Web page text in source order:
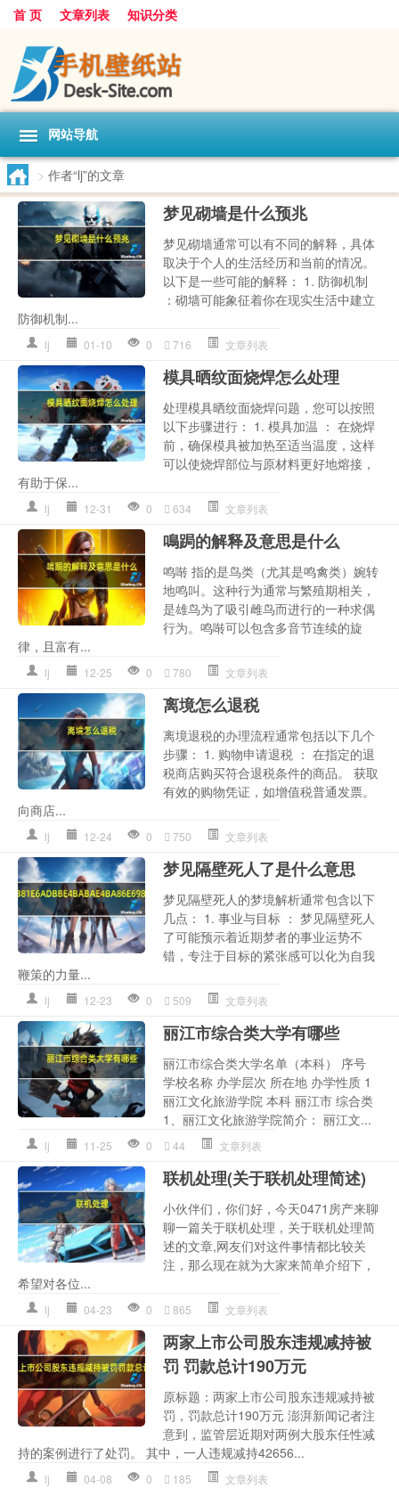
首 页 文章列表 知识分类
网站导航
> 作者“lj”的文章
梦见砌墙是什么预兆
梦见砌墙通常可以有不同的解释，具体
取决于个人的生活经历和当前的情况。
以下是一些可能的解释： 1. 防御机制
：砌墙可能象征着你在现实生活中建立
防御机制...
lj 01-10 0 716 文章列表
模具晒纹面烧焊怎么处理
处理模具晒纹面烧焊问题，您可以按照
以下步骤进行： 1. 模具加温 ： 在烧焊
前，确保模具被加热至适当温度，这样
可以使烧焊部位与原材料更好地熔接，
有助于保...
lj 12-31 0 634 文章列表
鳴跼的解释及意思是什么
鸣啭 指的是鸟类（尤其是鸣禽类）婉转
地鸣叫。这种行为通常与繁殖期相关，
是雄鸟为了吸引雌鸟而进行的一种求偶
行为。鸣啭可以包含多音节连续的旋
律，且富有...
lj 12-25 0 780 文章列表
离境怎么退税
离境退税的办理流程通常包括以下几个
步骤： 1. 购物申请退税 ： 在指定的退
税商店购买符合退税条件的商品。 获取
有效的购物凭证，如增值税普通发票。
向商店...
lj 12-24 0 750 文章列表
梦见隔壁死人了是什么意思
梦见隔壁死人的梦境解析通常包含以下
几点： 1. 事业与目标 ： 梦见隔壁死人
了可能预示着近期梦者的事业运势不
错，专注于目标的紧张感可以化为自我
鞭策的力量...
lj 12-23 0 509 文章列表
丽江市综合类大学有哪些
丽江市综合类大学名单（本科） 序号
学校名称 办学层次 所在地 办学性质 1
丽江文化旅游学院 本科 丽江市 综合类
1、丽江文化旅游学院简介： 丽江文...
lj 11-25 0 44 文章列表
联机处理(关于联机处理简述)
小伙伴们，你们好，今天0471房产来聊
聊一篇关于联机处理，关于联机处理简
述的文章,网友们对这件事情都比较关
注，那么现在就为大家来简单介绍下，
希望对各位...
lj 04-23 0 865 文章列表
两家上市公司股东违规减持被
罚 罚款总计190万元
原标题：两家上市公司股东违规减持被
罚，罚款总计190万元 澎湃新闻记者注
意到，监管层近期对两例大股东任性减
持的案例进行了处罚。 其中，一人违规减持42656...
lj 04-08 0 185 文章列表